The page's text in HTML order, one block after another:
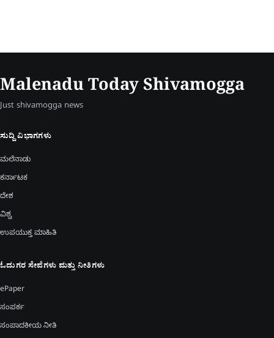
Malenadu Today Shivamogga
Just shivamogga news
ಸುದ್ದಿ ವಿಭಾಗಗಳು
ಮಲೆನಾಡು
ಕರ್ನಾಟಕ
ದೇಶ
ವಿಶ್ವ
ಉಪಯುಕ್ತ ಮಾಹಿತಿ
ಓದುಗರ ಸೇವೆಗಳು ಮತ್ತು ನೀತಿಗಳು
ePaper
ಸಂಪರ್ಕ
ಸಂಪಾದಕೀಯ ನೀತಿ